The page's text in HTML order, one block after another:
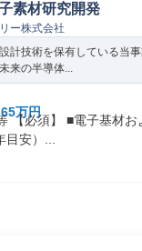
素材研究開発
ー株式会社
計技術を保有している当
来の半導体...
万円
【必須】 ■電子基材お
安）...